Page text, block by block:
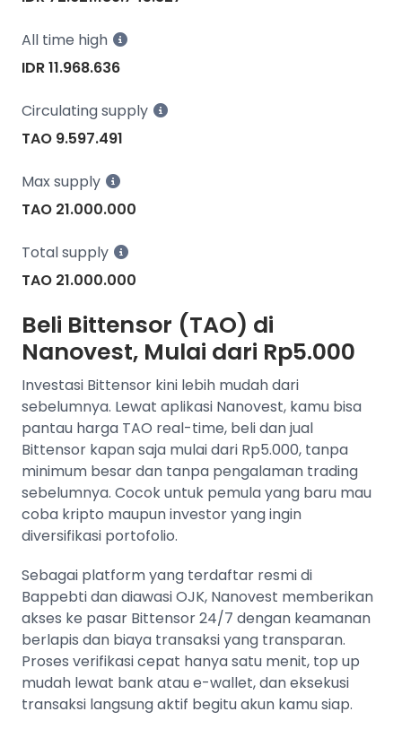
All time high
IDR 11.968.636
Circulating supply
TAO 9.597.491
Max supply
TAO 21.000.000
Total supply
TAO 21.000.000
Beli Bittensor (TAO) di
Nanovest, Mulai dari Rp5.000
Investasi Bittensor kini lebih mudah dari
sebelumnya. Lewat aplikasi Nanovest, kamu bisa
pantau harga TAO real-time, beli dan jual
Bittensor kapan saja mulai dari Rp5.000, tanpa
minimum besar dan tanpa pengalaman trading
sebelumnya. Cocok untuk pemula yang baru mau
coba kripto maupun investor yang ingin
diversifikasi portofolio.
Sebagai platform yang terdaftar resmi di
Bappebti dan diawasi OJK, Nanovest memberikan
akses ke pasar Bittensor 24/7 dengan keamanan
berlapis dan biaya transaksi yang transparan.
Proses verifikasi cepat hanya satu menit, top up
mudah lewat bank atau e-wallet, dan eksekusi
transaksi langsung aktif begitu akun kamu siap.